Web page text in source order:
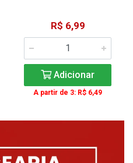
R$ 6,99
Adicionar
A partir de 3: R$ 6,49